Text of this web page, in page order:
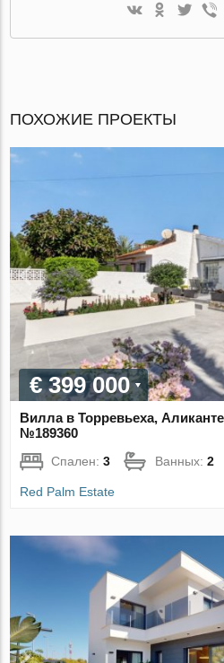
ПОХОЖИЕ ПРОЕКТЫ
€ 399 000
Вилла в Торревьеха,
№189360
Спален:3 Ванных:2
Red Palm Estate